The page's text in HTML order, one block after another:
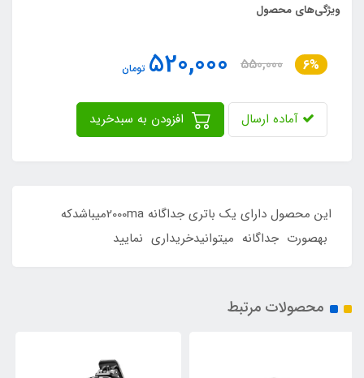
ویژگی‌های محصول
6%
550,000
520,000 تومان
آماده ارسال
این محصول دارای یک باتری جداگانه 2000maمیباشدکه
بهصورت جداگانه میتوانیدخریداری نمایید
محصولات مرتبط